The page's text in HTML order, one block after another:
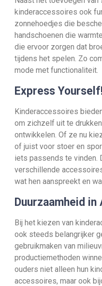
kinderaccessoires ook
zonnehoedjes die
handschoenen die
die ervoor zorgen dat
tijdens het spelen. Zo
mode met functionaliteit.
Express
Kinderaccessoires
om zichzelf uit te
ontwikkelen. Of ze nu
of juist voor stoer en
iets passends te vinden.
verschillende
wat hen aanspreekt en
Duurzaamheid
Bij het kiezen van
ook steeds belangrijker
gebruikmaken van
productiemethoden
ouders niet alleen hun
accessoires, maar ook